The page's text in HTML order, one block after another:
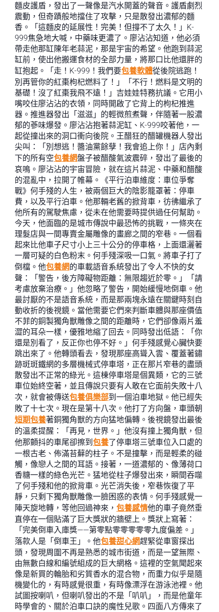
麵皮護盾，發出了一聲像是汽水開蓋的聲音。護盾劇烈
震動，但奇蹟般地擋住了攻擊，只是散發出濃郁的麵
香。「這麵皮的延展性！完美！但撐不了太久！」K-
999焦急地大喊，中藥味更濃了。廖沾沾知道，他必須
帶走他那缸陳年老蒜泥，那是宇宙的希望。他跑到蒜泥
缸前，使出他搬運食材的全部力量，將那口比他還胖的
缸抱起。「走！K-999！我們要包養軟體從後院逃跑！
別再管你的紅棗枸杞燃料了！」「不行！燃料是文明的
基礎！沒了紅棗我飛不遠！」吉娃娃特務抗議。它用小
嘴咬住廖沾沾的衣領，同時開啟了它背上的枸杞推進
器。推進器發出「滋滋」的輕微煎煮聲，伴隨著一股濃
郁的蔘味爆發。廖沾沾抱著蒜泥缸、K-999咬著他，一
起從撞出來的洞口衝向後院。王醋狂的醋罐機器人發出
尖叫：「別想逃！醬油黨餘孽！我會追上你！」店內剩
下的所有空包養網盤子被醋酸氣波震碎，發出了最後的
哀鳴。廖沾沾的宇宙冒險，就在這片蒜泥、中藥和醋酸
的混亂中，拉開了帷幕。《平行泊車維度：車位爭奪
戰》何手殘的人生，被兩個巨大的陰影籠罩著：停車
費，以及平行泊車。他那輛老舊的掀背車，彷彿繼承了
他所有的駕駛焦慮，從未在他需要時提供過任何幫助。
今天，他面臨的是城市傳說中最恐怖的挑戰，一條夾在
理髮店與一間專賣金屬雕像的畫廊之間的窄巷。一個看
起來比他車子尺寸小上三十公分的停車格，上面還灑著
一層可疑的白色粉末。何手殘深吸一口氣。將車子打了
倒檔。他包養網的車載語音系統發出了令人不快的女
聲：「警告，後方障礙物距離：無限趨近於零。」「請
考慮放棄治療。」他忽略了警告，開始緩慢地倒車。他
最討厭的不是語音系統，而是那兩塊永遠在關鍵時刻自
動收折的後視鏡。當他需要它們來判斷車體與那座價值
不菲的銅製獨角獸雕像之間的距離時，它們卻像兩片羞
澀的耳朵一樣，優雅地縮了回去。同時發出低語：「你
還是別看了，反正你也停不好。」何手殘感覺心臟快要
跳出來了。他轉頭看去，發現那座高聳入雲、覆蓋著鏽
跡斑斑鐵網的多層機械式停車塔，正在那片窄巷的盡頭
散發出不正常的綠光。這棟停車塔是個異類，它的三號
車位始終空著，並且傳說只要有人敢在它面前失敗十八
次，就會被傳送包養俱樂部到一個泊車地獄。他已經失
敗了十七次。現在是第十八次。他打了方向盤，車頭朝
短期包養著銅獨角獸的方向猛地偏轉。後視鏡發出最後
的溫柔提醒：「再見，世界。」他沒有撞上獨角獸，但
他那顫抖的車尾卻擦到 包養了停車塔三號車位入口處的
一根古老、佈滿苔蘚的柱子。不是撞擊，而是輕柔的碰
觸，像戀人之間的耳語。接著，一道濃郁的、像薄荷口
香糖一樣的綠色光芒。猛地從柱子爆發出來，瞬間吞噬
了何手殘和他的掀背車。光芒消失後，窄巷恢復了平
靜，只剩下獨角獸雕像一臉困惑的表情。何手殘感覺一
陣天旋地轉，等他回過神來， 包養感情他的車子竟然垂
直停在一個貼滿了巨大獎狀的牆壁上。獎狀上寫著：
「完美倒車入庫獎——第零點零零零零零九度偏差。」
落款人是「倒車王」。他包養甜心網趕緊從車窗探出
頭，發現周圍不再是熟悉的城市街道，而是一望無際、
由無數白線和編號組成的巨大網格。這裡的空氣聞起來
像是新買的輪胎和劣質香水的混合物，而重力似乎是隨
機變化的，有時感覺很重，有時像漂浮在游泳池裡。他
試圖按喇叭，但喇叭發出的不是「叭叭」，而是他童年
時學會的、關於泊車口訣的魔性兒歌。四面八方傳來了